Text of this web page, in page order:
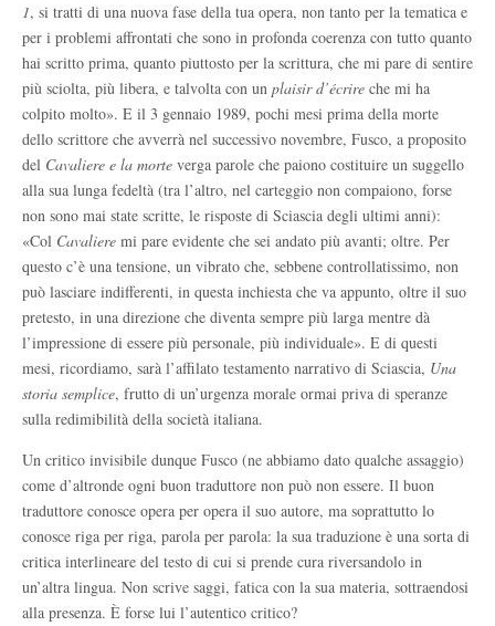
1, si tratti di una nuova fase della tua opera, non tanto per la tematica e
per i problemi affrontati che sono in profonda coerenza con tutto quanto
hai scritto prima, quanto piuttosto per la scrittura, che mi pare di sentire
più sciolta, più libera, e talvolta con un plaisir d’écrire che mi ha
colpito molto». E il 3 gennaio 1989, pochi mesi prima della morte
dello scrittore che avverrà nel successivo novembre, Fusco, a proposito
del Cavaliere e la morte verga parole che paiono costituire un suggello
alla sua lunga fedeltà (tra l’altro, nel carteggio non compaiono, forse
non sono mai state scritte, le risposte di Sciascia degli ultimi anni):
«Col Cavaliere mi pare evidente che sei andato più avanti; oltre. Per
questo c’è una tensione, un vibrato che, sebbene controllatissimo, non
può lasciare indifferenti, in questa inchiesta che va appunto, oltre il suo
pretesto, in una direzione che diventa sempre più larga mentre dà
l’impressione di essere più personale, più individuale». E di questi
mesi, ricordiamo, sarà l’affilato testamento narrativo di Sciascia, Una
storia semplice, frutto di un’urgenza morale ormai priva di speranze
sulla redimibilità della società italiana.
Un critico invisibile dunque Fusco (ne abbiamo dato qualche assaggio)
come d’altronde ogni buon traduttore non può non essere. Il buon
traduttore conosce opera per opera il suo autore, ma soprattutto lo
conosce riga per riga, parola per parola: la sua traduzione è una sorta di
critica interlineare del testo di cui si prende cura riversandolo in
un’altra lingua. Non scrive saggi, fatica con la sua materia, sottraendosi
alla presenza. È forse lui l’autentico critico?